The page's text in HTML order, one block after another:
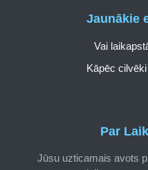
Par
Jūsu uzticamais avots
Jaunākie
Vai
Kāpēc